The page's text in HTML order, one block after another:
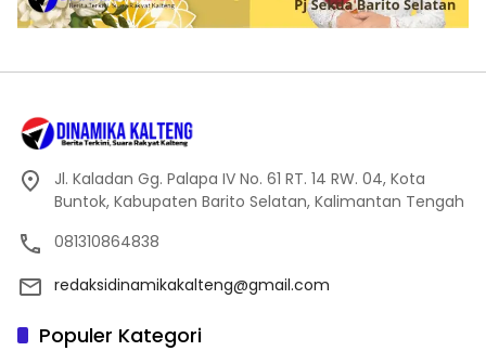
Jl. Kaladan Gg. Palapa IV No. 61 RT. 14 RW. 04, Kota
Buntok, Kabupaten Barito Selatan, Kalimantan Tengah
081310864838
redaksidinamikakalteng@gmail.com
Populer Kategori